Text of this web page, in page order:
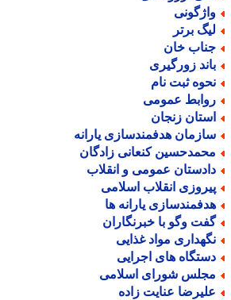
برتر
خان
زورگیری
ثبت نام
عمومی
زنجان
هدفمندسازی یارانه
کنعانی زادگان
عمومی و انقلاب
انقلاب اسلامی
یارانه ها
وگو با خبرنگاران
مواد غذایی
های اجرایی
شورای اسلامی
عنایت زاده